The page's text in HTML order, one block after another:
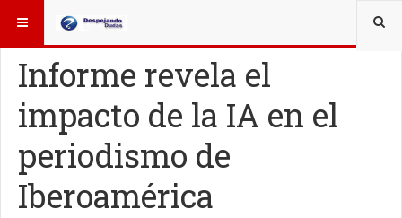
ESTÁ AQUÍ: OTROS TEMAS
Informe revela el
impacto de la IA en el
periodismo de
Iberoamérica